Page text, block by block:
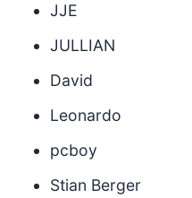
JJE
JULLIAN
David
Leonardo
pcboy
Stian Berger